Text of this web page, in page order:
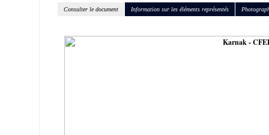
Consulter le document Information sur les éléments représentés